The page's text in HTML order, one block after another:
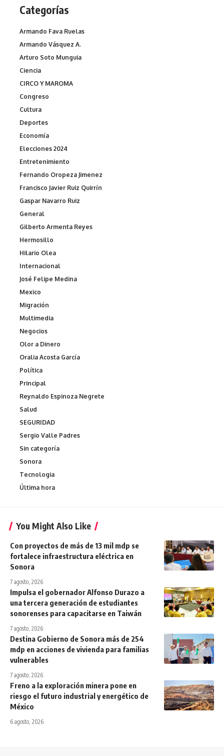
Categorías
Armando Fava Ruelas
Armando Vásquez A.
Arturo Soto Munguia
Ciencia
CIRCO Y MAROMA
Congreso
Cultura
Deportes
Economía
Elecciones 2024
Entretenimiento
Fernando Oropeza Jimenez
Francisco Javier Ruiz Quirrín
Gaspar Navarro Ruiz
General
Gilberto Armenta Reyes
Hermosillo
Hilario Olea
Internacional
José Felipe Medina
Mexico
Migración
Multimedia
Negocios
Olor a Dinero
Oralia Acosta García
Política
Principal
Reynaldo Espinoza Negrete
Salud
SEGURIDAD
Sergio Valle Padres
Sin categoría
Sonora
Tecnologia
Última hora
You Might Also Like
Con proyectos de más de 13 mil mdp se
fortalece infraestructura eléctrica en
Sonora
7 agosto, 2026
Impulsa el gobernador Alfonso Durazo a
una tercera generación de estudiantes
sonorenses para capacitarse en Taiwán
7 agosto, 2026
Destina Gobierno de Sonora más de 254
mdp en acciones de vivienda para familias
vulnerables
7 agosto, 2026
Freno a la exploración minera pone en
riesgo el futuro industrial y energético de
México
6 agosto, 2026